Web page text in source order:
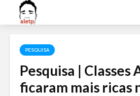
PESQUISA
Pesquisa | Classes
ficaram mais ricas